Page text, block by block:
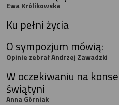
Ewa Królikowska
Ku pełni życia
O sympozjum mówią:
Opinie zebrał Andrzej Zawadzki
W oczekiwaniu na
świątyni
Anna Górniak